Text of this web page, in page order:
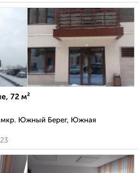
72 м²
мкр. Южный Берег, Южная